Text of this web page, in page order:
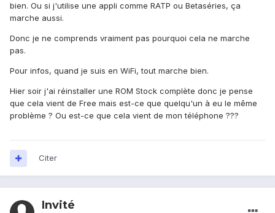
bien. Ou si j'utilise une appli comme RATP ou Betaséries, ça
marche aussi.
Donc je ne comprends vraiment pas pourquoi cela ne marche
pas.
Pour infos, quand je suis en WiFi, tout marche bien.
Hier soir j'ai réinstaller une ROM Stock complète donc je pense
que cela vient de Free mais est-ce que quelqu'un à eu le même
problème ? Ou est-ce que cela vient de mon téléphone ???
Citer
Invité